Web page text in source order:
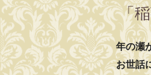
「
年の瀬
お世話